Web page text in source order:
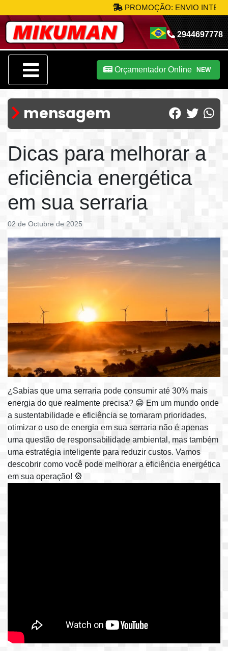
PROMOÇÃO: ENVIO
2944697778
Orçamentador Online NEW
mensagem
Dicas para melhorar a
eficiência energética
em sua serraria
02 de Octubre de 2025
¿Sabias que uma serraria pode consumir até 30% mais
energia do que realmente precisa? 😁 Em um mundo onde
a sustentabilidade e eficiência se tornaram prioridades,
otimizar o uso de energia em sua serraria não é apenas
uma questão de responsabilidade ambiental, mas também
uma estratégia inteligente para reduzir custos. Vamos
descobrir como você pode melhorar a eficiência energética
em sua operação! 🎡